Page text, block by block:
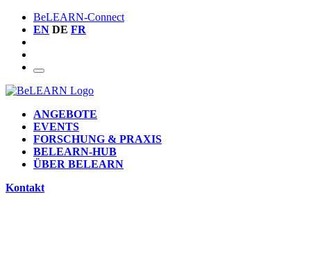
BeLEARN-Connect
EN DE FR
ANGEBOTE
EVENTS
FORSCHUNG & PRAXIS
BELEARN-HUB
ÜBER BELEARN
Kontakt